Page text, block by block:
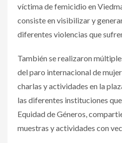
víctima de femicidio en
consiste en visibilizar y
diferentes violencias que
También se realizaron
del paro internacional de
charlas y actividades en la
las diferentes instituciones
Equidad de Géneros,
muestras y actividades con